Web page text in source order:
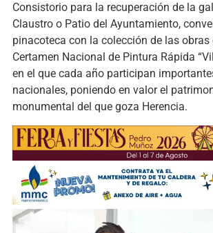
Consistorio para la recuperación de la
Claustro o Patio del Ayuntamiento,
pinacoteca con la colección de las obras
Certamen Nacional de Pintura Rápida
en el que cada año participan
nacionales, poniendo en valor el
monumental del que goza Herencia.